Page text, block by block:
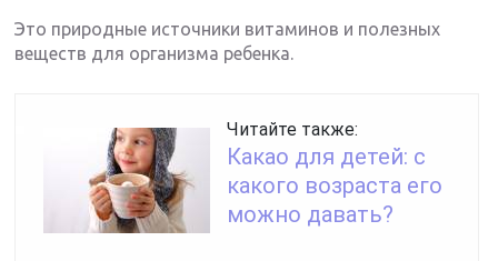
Это природные источники витаминов и полезных
веществ для организма ребенка.
Читайте также:
Какао для детей: с
какого возраста его
можно давать?